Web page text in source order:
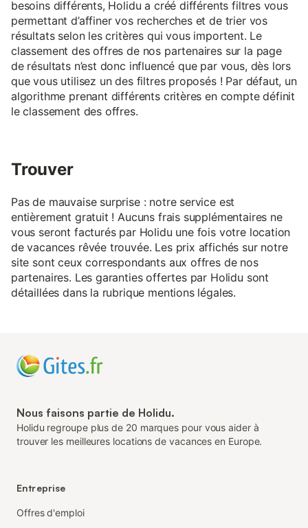
besoins différents, Holidu a créé différents filtres vous
permettant d’affiner vos recherches et de trier vos
résultats selon les critères qui vous importent. Le
classement des offres de nos partenaires sur la page
de résultats n’est donc influencé que par vous, dès lors
que vous utilisez un des filtres proposés ! Par défaut, un
algorithme prenant différents critères en compte définit
le classement des offres.
Trouver
Pas de mauvaise surprise : notre service est
entièrement gratuit ! Aucuns frais supplémentaires ne
vous seront facturés par Holidu une fois votre location
de vacances rêvée trouvée. Les prix affichés sur notre
site sont ceux correspondants aux offres de nos
partenaires. Les garanties offertes par Holidu sont
détaillées dans la rubrique mentions légales.
Nous faisons partie de Holidu.
Holidu regroupe plus de 20 marques pour vous aider à
trouver les meilleures locations de vacances en Europe.
Entreprise
Offres d'emploi